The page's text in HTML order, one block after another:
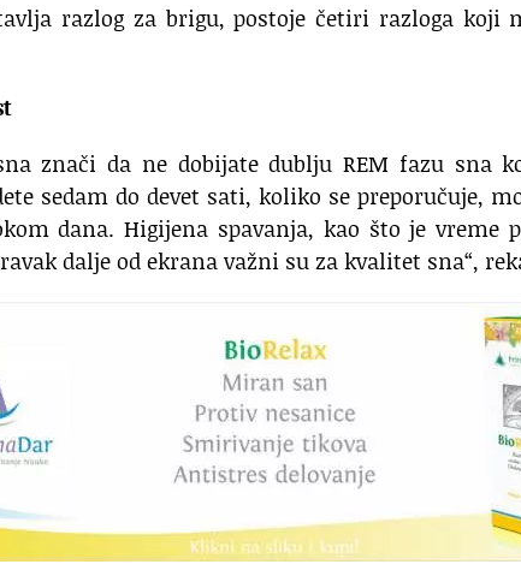
razlog za brigu, postoje četiri razloga koji
znači da ne dobijate dublju REM fazu sna
sedam do devet sati, koliko se preporučuje,
dana. Higijena spavanja, kao što je vreme
dalje od ekrana važni su za kvalitet sna“,